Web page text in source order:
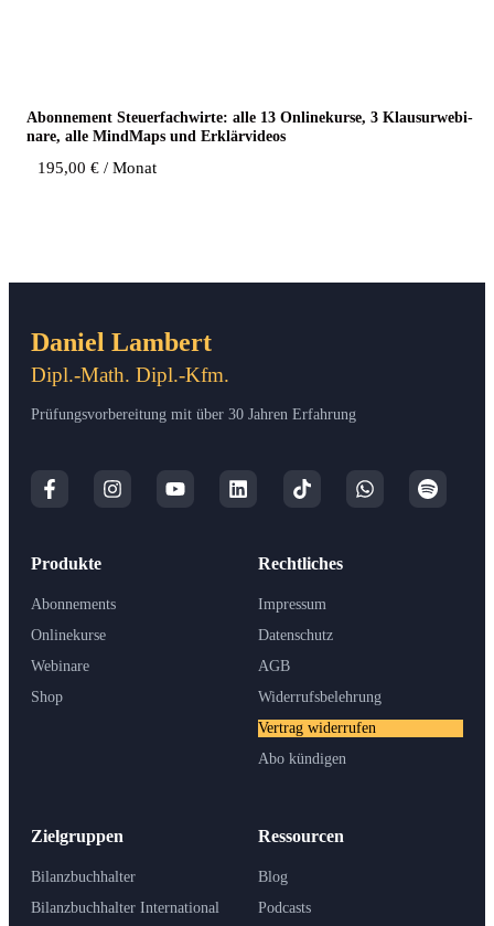
Abon­ne­ment Steu­er­fach­wir­te: alle 13 Online­kur­se, 3 Klau­sur­web­i­
na­re, alle Mind­Maps und Erklärvideos
195,00 € / Monat
Daniel Lambert
Dipl.-Math. Dipl.-Kfm.
Prüfungsvorbereitung mit über 30 Jahren Erfahrung
Produkte
Abonnements
Onlinekurse
Webinare
Shop
Zielgruppen
Bilanzbuchhalter
Bilanzbuchhalter International
Ressourcen
Blog
Podcasts
Rechtliches
Impressum
Datenschutz
AGB
Widerrufsbelehrung
Vertrag widerrufen
Abo kündigen